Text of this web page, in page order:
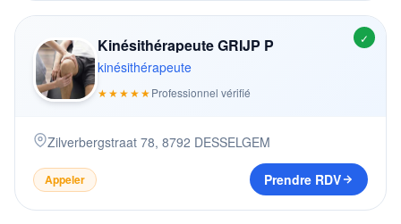
✓
Kinésithérapeute GRIJP P
kinésithérapeute
★★★★★Professionnel vérifié
Zilverbergstraat 78, 8792 DESSELGEM
Appeler Prendre RDV